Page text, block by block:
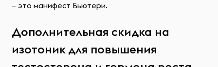
– это манифест Бьютери.
Дополнительная скидка на
изотоник для повышения